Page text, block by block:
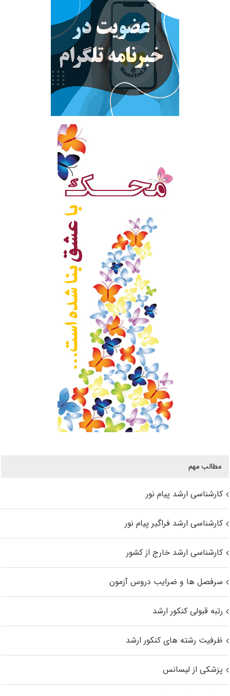
مطالب مهم
کارشناسی ارشد پیام نور
کارشناسی ارشد فراگیر پیام نور
کارشناسی ارشد خارج از کشور
سرفصل ها و ضرایب دروس آزمون
رتبه قبولی کنکور ارشد
ظرفیت رشته های کنکور ارشد
پزشکی از لیسانس